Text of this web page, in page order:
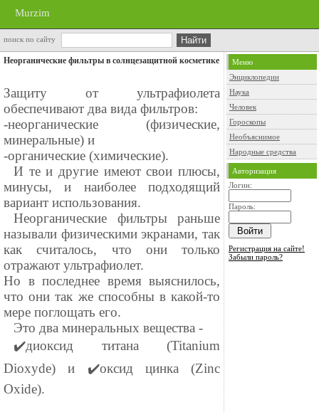
Murzim
поиск по сайту
Неорганические фильтры в солнцезащитной косметике
Защиту от ультрафиолета
обеспечивают два вида фильтров:
-неорганические (физические,
минеральные) и
-органические (химические).
⠀И те и другие имеют свои плюсы,
минусы, и наиболее подходящий
вариант использования.
⠀Неорганические фильтры раньше
называли физическими экранами, так
как считалось, что они только
отражают ультрафиолет.
Но в последнее время выяснилось,
что они так же способны в какой-то
мере поглощать его.
⠀Это два минеральных вещества -
⠀✔️диоксид титана (Titanium
Dioxyde) и ✔️оксид цинка (Zinc
Oxide).
Меню
Энциклопедии
Наука
Человек
Гороскопы
Необъяснимое
Народные средства
Авторизация
Логин:
Пароль:
Регистрация на сайте!
Забыли пароль?